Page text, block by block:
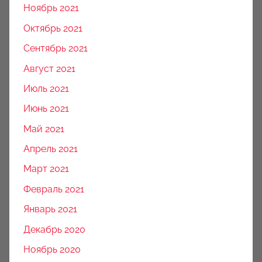
Ноябрь 2021
Октябрь 2021
Сентябрь 2021
Август 2021
Июль 2021
Июнь 2021
Май 2021
Апрель 2021
Март 2021
Февраль 2021
Январь 2021
Декабрь 2020
Ноябрь 2020